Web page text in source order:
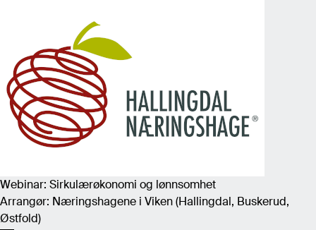
Webinar: Sirkulærøkonomi og lønnsomhet
Arrangør: Næringshagene i Viken (Hallingdal, Buskerud,
Østfold)